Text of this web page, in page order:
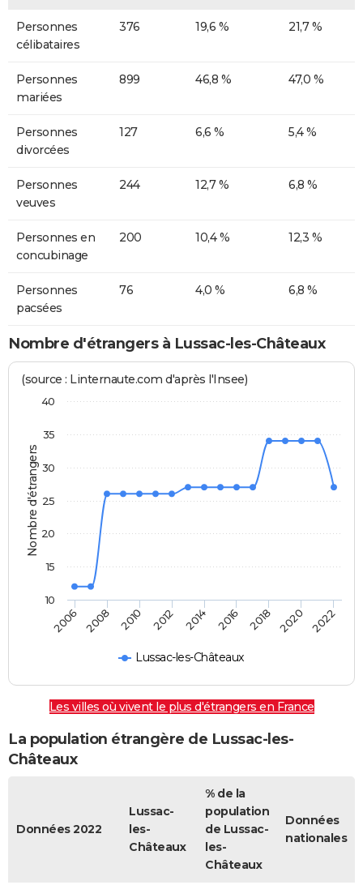
Personnes
célibataires
376 19,6 % 21,7 %
Personnes
mariées
899 46,8 % 47,0 %
Personnes
divorcées
127 6,6 % 5,4 %
Personnes
veuves
244 12,7 % 6,8 %
Personnes en
concubinage
200 10,4 % 12,3 %
Personnes
pacsées
76 4,0 % 6,8 %
Nombre d'étrangers à Lussac-les-Châteaux
Nombre d'étrangers
(source : Linternaute.com d'après l'Insee)
Lussac-les-Châteaux
2006 2008 2010 2012 2014 2016 2018 2020 2022
10
15
20
25
30
35
40
Les villes où vivent le plus d'étrangers en France
La population étrangère de Lussac-les-
Châteaux
Données 2022
Lussac-
les-
Châteaux
% de la
population
de Lussac-
les-
Châteaux
Données
nationales